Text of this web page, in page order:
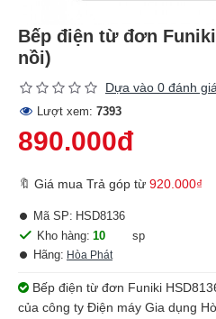
Bếp điện từ đơn Funiki
nồi)
Dựa vào 0 đánh giá.
Lượt xem: 7393
890.000đ
🔖 Giá mua Trả góp từ 920.000₫
Kho hàng: 10
sp
Hãng: Hòa Phát
Mã SP: HSD8136
Bếp điện từ đơn Funiki
của công ty Điện máy Gia dụng